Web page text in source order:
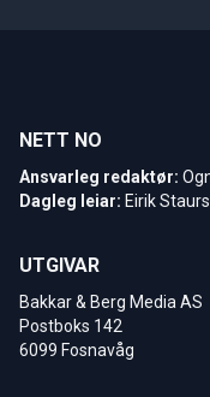
NETT NO
Ansvarleg redaktør:
Dagleg leiar: Eirik
UTGIVAR
Bakkar & Berg Media AS
Postboks 142
6099 Fosnavåg